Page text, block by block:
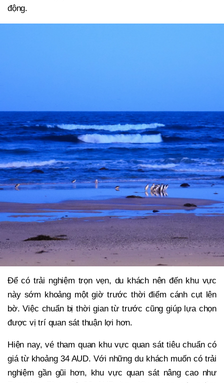
động.
Để có trải nghiệm trọn vẹn, du khách nên đến khu vực
này sớm khoảng một giờ trước thời điểm cánh cụt lên
bờ. Việc chuẩn bị thời gian từ trước cũng giúp lựa chọn
được vị trí quan sát thuận lợi hơn.
Hiện nay, vé tham quan khu vực quan sát tiêu chuẩn có
giá từ khoảng 34 AUD. Với những du khách muốn có trải
nghiệm gần gũi hơn, khu vực quan sát nâng cao như